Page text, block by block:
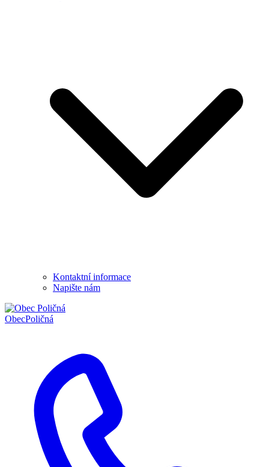
Kontaktní informace
Napište nám
ObecPoličná